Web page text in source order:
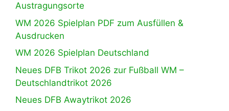
Austragungsorte
WM 2026 Spielplan PDF zum Ausfüllen &
Ausdrucken
WM 2026 Spielplan Deutschland
Neues DFB Trikot 2026 zur Fußball WM –
Deutschlandtrikot 2026
Neues DFB Awaytrikot 2026